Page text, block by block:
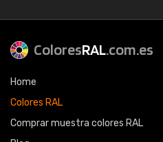
ColoresRAL.com.es
Home
Colores RAL
Comprar muestra colores RAL